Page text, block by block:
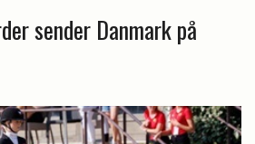
sender Danmark på